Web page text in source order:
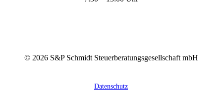
© 2026S&P Schmidt Steuerberatungsgesellschaft mbH
Datenschutz